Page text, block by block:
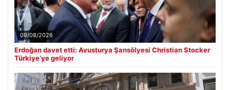
09/08/2026
Erdoğan davet etti: Avusturya Şansölyesi Christian Stocker
Türkiye’ye geliyor